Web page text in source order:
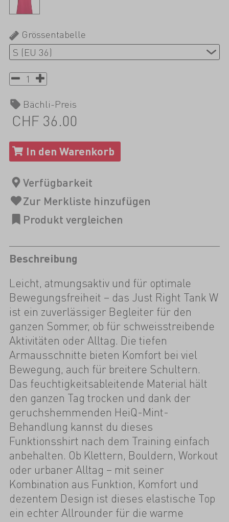
Grössentabelle
Bächli-Preis
CHF 36.00
Beschreibung
Leicht, atmungsaktiv und für optimale
Bewegungsfreiheit – das Just Right Tank W
ist ein zuverlässiger Begleiter für den
ganzen Sommer, ob für schweisstreibende
Aktivitäten oder Alltag. Die tiefen
Armausschnitte bieten Komfort bei viel
Bewegung, auch für breitere Schultern.
Das feuchtigkeitsableitende Material hält
den ganzen Tag trocken und dank der
geruchshemmenden HeiQ-Mint-
Behandlung kannst du dieses
Funktionsshirt nach dem Training einfach
anbehalten. Ob Klettern, Bouldern, Workout
oder urbaner Alltag – mit seiner
Kombination aus Funktion, Komfort und
dezentem Design ist dieses elastische Top
ein echter Allrounder für die warme